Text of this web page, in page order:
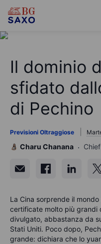
Il dominio
sfidato
di Pechino
Previsioni Oltraggiose
Charu Chanana
La Cina sorprende il
certificate molto più grandi
divulgato, abbastanza da
Stati Uniti. Poco dopo,
grande: dichiara che lo